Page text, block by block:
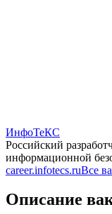
ИнфоТеКС
Российский
информационной
career.infotecs.ruВсе
Описание